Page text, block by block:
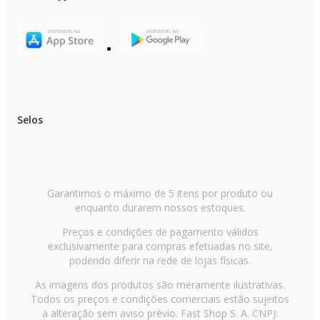
Modos de Funcionamento:Resfriar, Aquecer, Desumidificar e Ventilar
Conexão da Tubulação Líquida (mm/):6,35 (1/4)
Conexão da Tubulação Gás (mm/):9,53 (3/8)
Unidade Externa Condensadora (Sem Embalagem) (LxAxP
Número de Itens:6
Modelo:5 Ambientes
Informações Garantia Descrição
Garantia Contratual:12 meses
Informações Adicionais Topo
Modelo:Z5UW36GFB1.AWGZBR1 | AMNW09GSAA1.EMBZBR1
Código de Referência:5000013275
Marca:LG
Selos
Garantimos o máximo de 5 itens por produto ou
enquanto durarem nossos estoques.
Preços e condições de pagamento válidos
exclusivamente para compras efetuadas no site,
podendo diferir na rede de lojas físicas.
As imagens dos produtos são meramente ilustrativas.
Todos os preços e condições comerciais estão sujeitos
a alteração sem aviso prévio. Fast Shop S. A. CNPJ: